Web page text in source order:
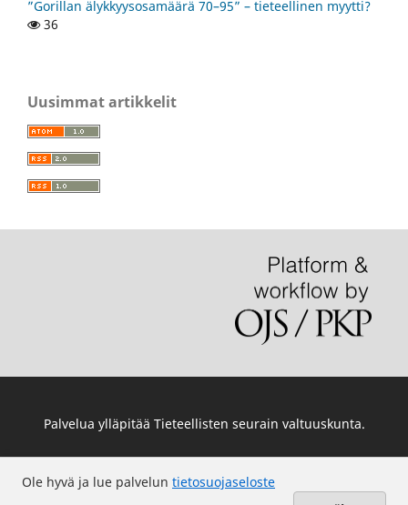
”Gorillan älykkyysosamäärä 70–95” – tieteellinen myytti?
36
Uusimmat artikkelit
Ole hyvä ja lue palvelun tietosuojaseloste
Palvelua ylläpitää Tieteellisten seurain valtuuskunta.